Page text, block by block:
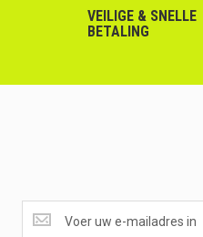
VEILIGE & SNELLE
BETALING
ONTVANGEN?